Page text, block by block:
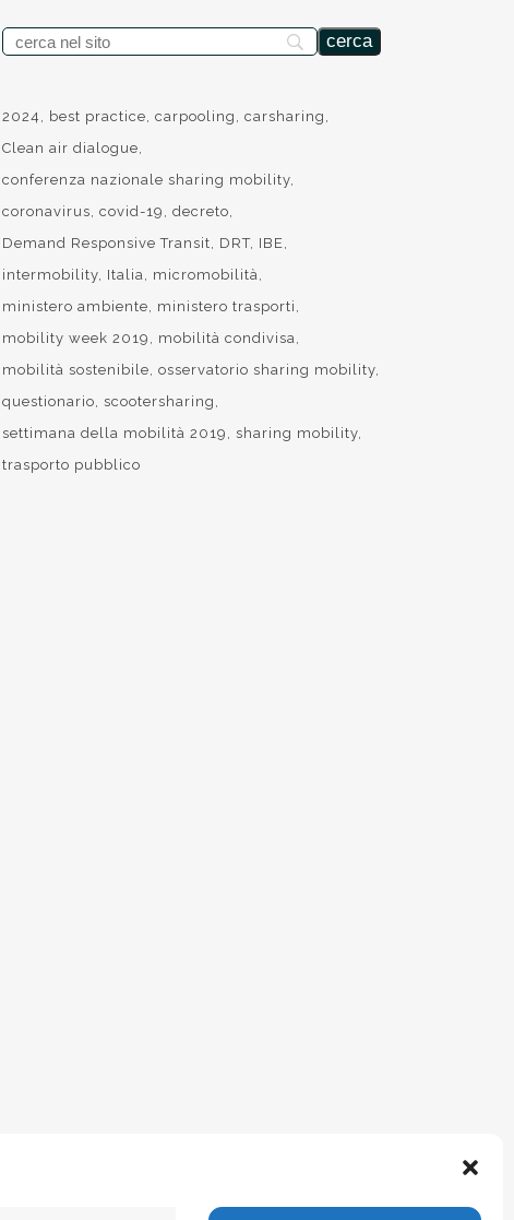
2024 best practice carpooling
carsharing
Clean air dialogue
conferenza nazionale sharing mobility
coronavirus
covid-19
decreto
Demand Responsive Transit
DRT IBE
intermobility Italia
micromobilità
ministero ambiente
ministero trasporti
mobility week 2019
mobilità condivisa
mobilità sostenibile
osservatorio sharing mobility
questionario
scootersharing
settimana della mobilità 2019
sharing mobility
trasporto pubblico